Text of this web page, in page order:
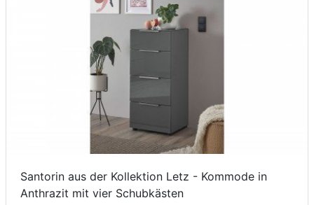
Santorin aus der Kollektion Letz - Kommode in
Anthrazit mit vier Schubkästen